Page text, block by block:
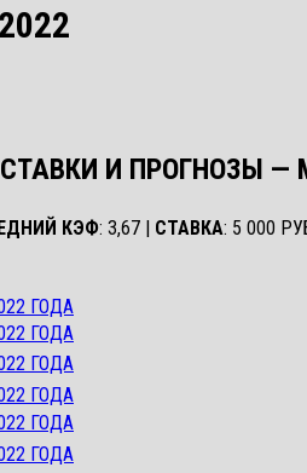
И ПРОГНОЗЫ —
КЭФ: 3,67 | СТАВКА: 5 000
ГОДА
ГОДА
ГОДА
ГОДА
ГОДА
ГОДА